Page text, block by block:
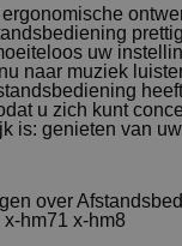
uw
naar muziek
u zich kunt
is: genieten van
over
hm71 x-hm8